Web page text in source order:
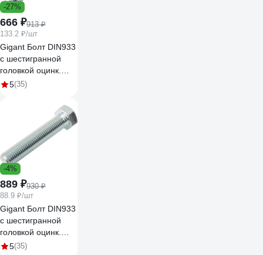
-27%
666 ₽913 ₽
133.2 ₽/шт
Gigant Болт DIN933
с шестигранной
головкой оцинк.
М20x100 5 шт
5(35)
-4%
889 ₽930 ₽
88.9 ₽/шт
Gigant Болт DIN933
с шестигранной
головкой оцинк.
М16x80 10 шт
5(35)